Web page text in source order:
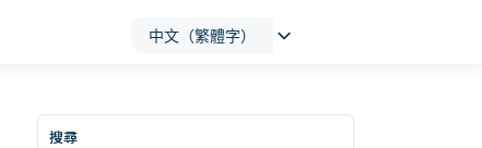
中文（繁體字）
搜尋